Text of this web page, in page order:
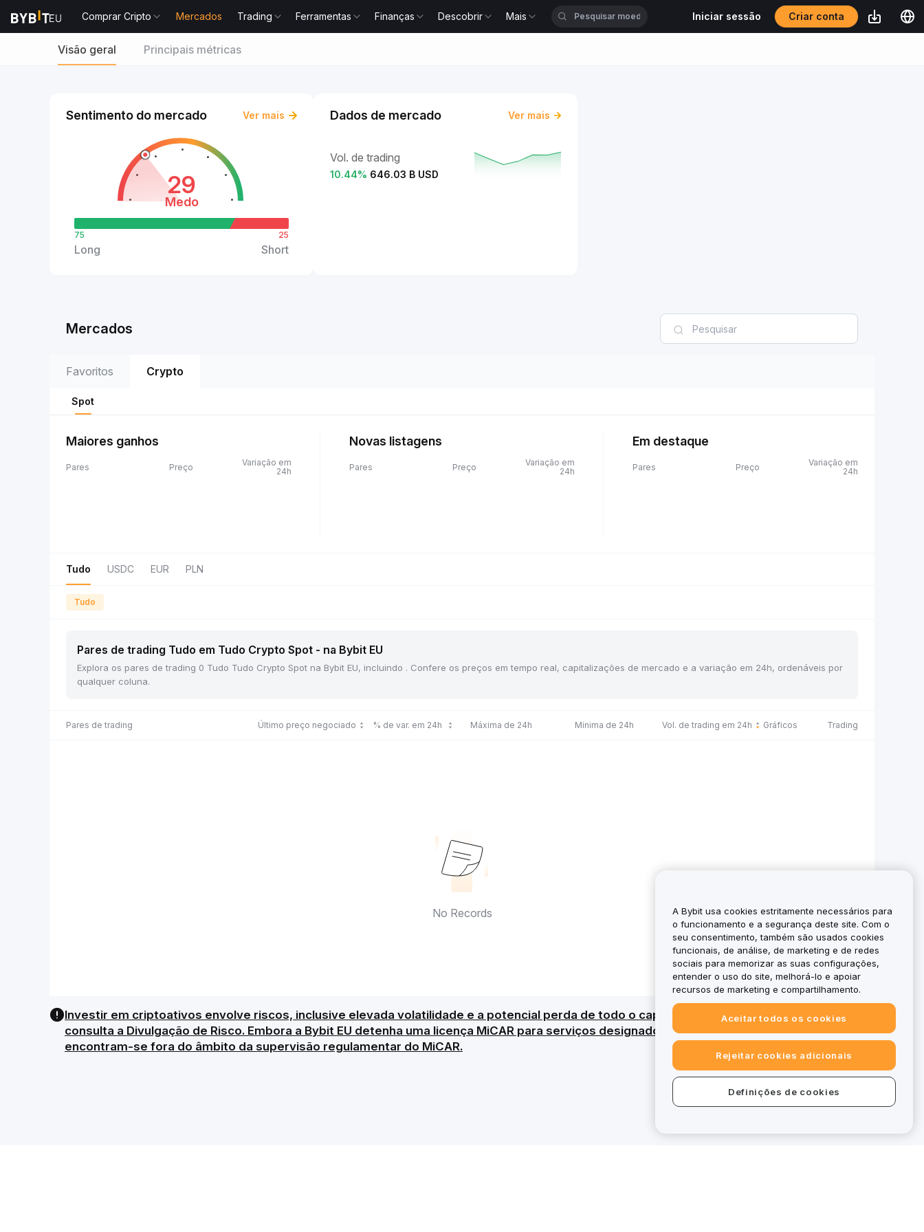
Comprar Cripto Mercados Trading Ferramentas Finanças Descobrir Mais Iniciar sessão Criar conta
Visão geral Principais métricas
Sentimento do mercado Ver mais
29
Medo
75
Long
25
Short
Dados de mercado Ver mais
Vol. de trading
10.44% 646.03 B USD
Mercados
Favoritos Crypto
Spot
Maiores ganhos
Pares Preço
Variação em
24h
Novas listagens
Pares Preço
Variação em
24h
Em destaque
Pares Preço
Variação em
24h
Tudo USDC EUR PLN
Tudo
Pares de trading Tudo em Tudo Crypto Spot - na Bybit EU
Explora os pares de trading 0 Tudo Tudo Crypto Spot na Bybit EU, incluindo . Confere os preços em tempo real, capitalizações de mercado e a variação em 24h, ordenáveis por
qualquer coluna.
Pares de trading Último preço negociado % de var. em 24h Máxima de 24h Mínima de 24h Vol. de trading em 24h Gráficos Trading
No Records
Investir em criptoativos envolve riscos, inclusive elevada volatilidade e a potencial perda de todo o capital. Para uma visão geral detalhada,
consulta a Divulgação de Risco. Embora a Bybit EU detenha uma licença MiCAR para serviços designados, certas ofertas na bybit.eu
encontram-se fora do âmbito da supervisão regulamentar do MiCAR.
A Bybit usa cookies estritamente necessários para
o funcionamento e a segurança deste site. Com o
seu consentimento, também são usados cookies
funcionais, de análise, de marketing e de redes
sociais para memorizar as suas configurações,
entender o uso do site, melhorá-lo e apoiar
recursos de marketing e compartilhamento.
Aceitar todos os cookies
Rejeitar cookies adicionais
Definições de cookies